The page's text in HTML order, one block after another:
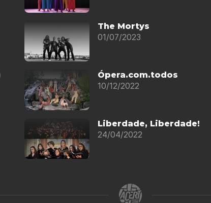
The Mortys
01/07/2023
Ópera.com.todos
10/12/2022
Liberdade, Liberdade!
24/04/2022